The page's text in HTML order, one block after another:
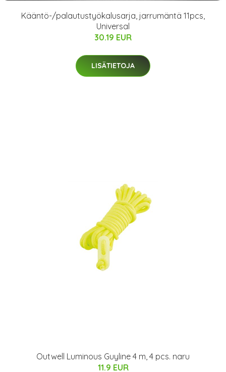
Kääntö-/palautustyökalusarja, jarrumäntä 11pcs,
Universal
30.19 EUR
LISÄTIETOJA
Outwell Luminous Guyline 4 m, 4 pcs. naru
11.9 EUR